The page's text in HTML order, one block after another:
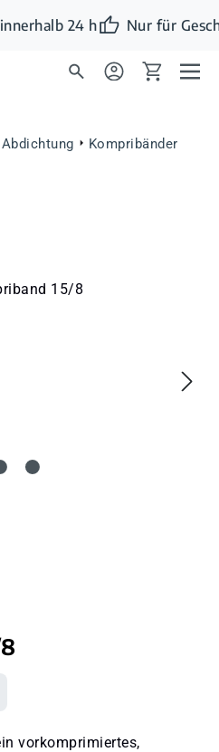
24 h Nur für
Abdichtung Kompribänder
vorkomprimiertes,